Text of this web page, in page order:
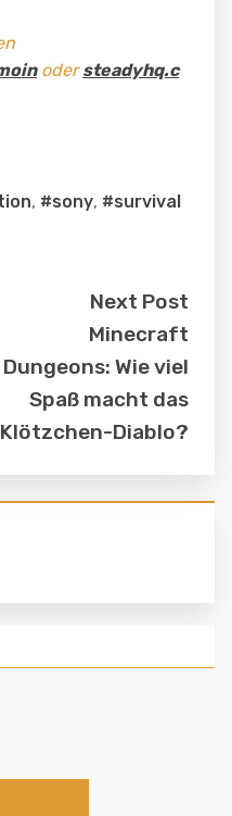
odersteadyhq.c
, #sony, #survival
Next Post
Minecraft
Dungeons: Wie viel
Spaß macht das
Klötzchen-Diablo?